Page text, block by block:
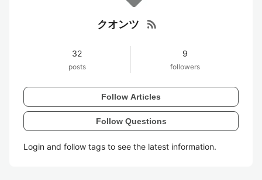
クオンツ rss_feed
32
posts
9
followers
Follow Articles
Follow Questions
Login and follow tags to see the latest information.